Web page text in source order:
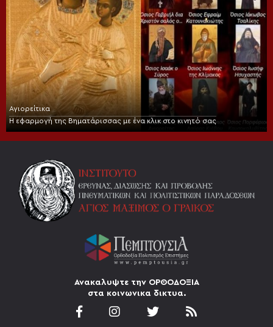
Αγιορείτικα
Η εφαρμογή της Βηματάρισσας με ένα κλικ στο κινητό σας
Ανακαλυψτε την ΟΡΘΟΔΟΞΙΑ
στα κοινωνικα δικτυα.